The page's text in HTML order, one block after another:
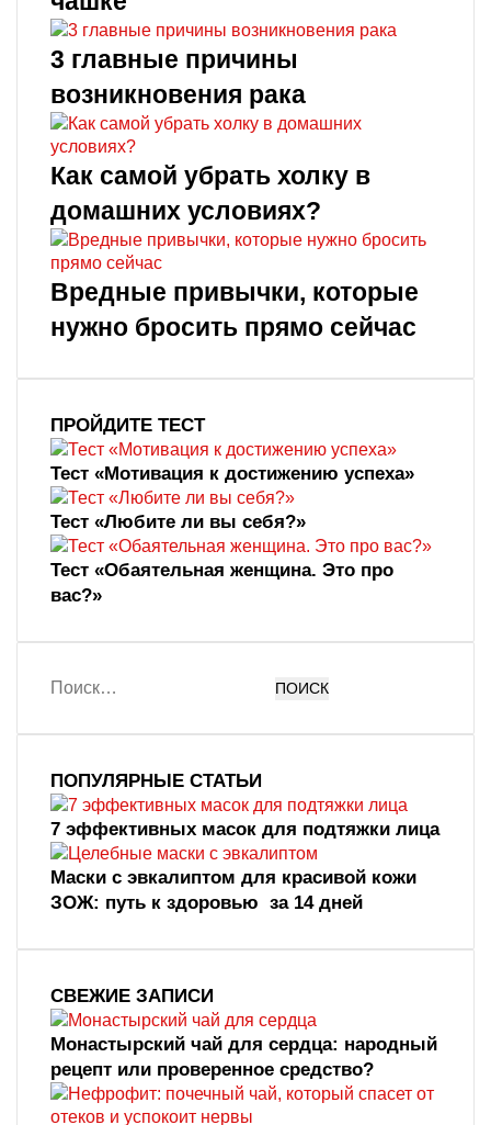
3 главные причины
возникновения рака
Как самой убрать холку в
домашних условиях?
Вредные привычки, которые
нужно бросить прямо сейчас
ПРОЙДИТЕ ТЕСТ
Тест «Мотивация к достижению успеха»
Тест «Любите ли вы себя?»
Тест «Обаятельная женщина. Это про
вас?»
Н
й
и
:
ПОПУЛЯРНЫЕ СТАТЬИ
7 эффективных масок для подтяжки лица
Маски с эвкалиптом для красивой кожи
ЗОЖ: путь к здоровью за 14 дней
СВЕЖИЕ ЗАПИСИ
Монастырский чай для сердца: народный
рецепт или проверенное средство?